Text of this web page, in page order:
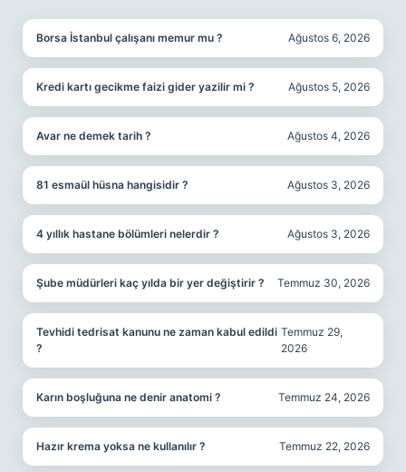
Borsa İstanbul çalışanı memur mu ? Ağustos 6, 2026
Kredi kartı gecikme faizi gider yazilir mi ? Ağustos 5, 2026
Avar ne demek tarih ? Ağustos 4, 2026
81 esmaül hüsna hangisidir ? Ağustos 3, 2026
4 yıllık hastane bölümleri nelerdir ? Ağustos 3, 2026
Şube müdürleri kaç yılda bir yer değiştirir ? Temmuz 30, 2026
Tevhidi tedrisat kanunu ne zaman kabul edildi
?
Temmuz 29,
2026
Karın boşluğuna ne denir anatomi ? Temmuz 24, 2026
Hazır krema yoksa ne kullanılır ? Temmuz 22, 2026